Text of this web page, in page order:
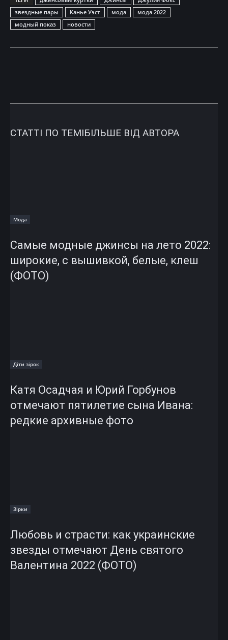
звездные пары
Канье Уэст мода
мода 2022
модный показ
новости
СТАТТІ ПО ТЕМІБІЛЬШЕ ВІД АВТОРА
Мода
Самые модные джинсы на лето 2022:
широкие, с вышивкой, белые, клеш
(ФОТО)
Діти зірок
Катя Осадчая и Юрий Горбунов
отмечают пятилетие сына Ивана:
редкие архивные фото
Зірки
Любовь и страсти: как украинские
звезды отмечают День святого
Валентина 2022 (ФОТО)